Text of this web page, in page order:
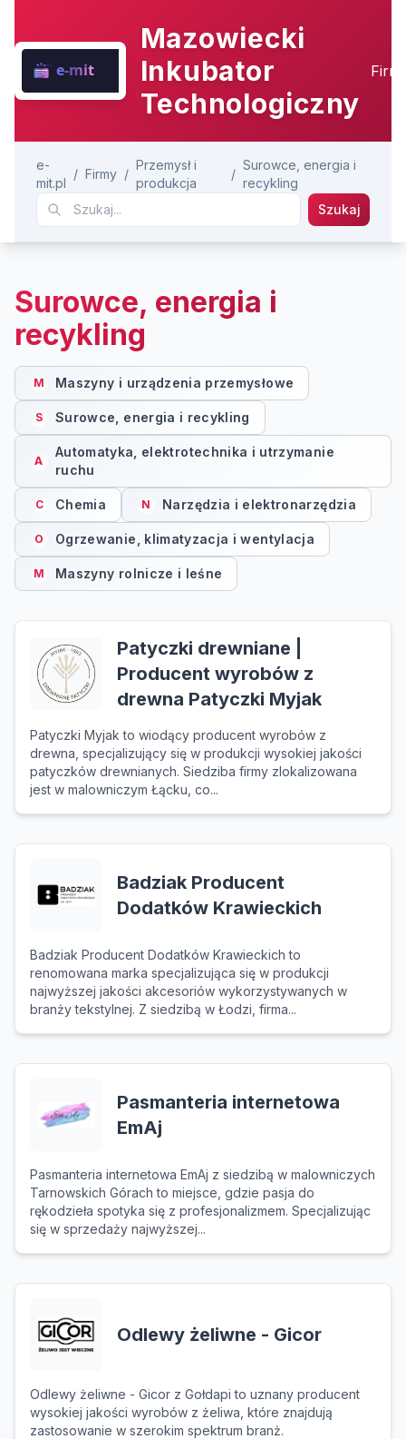
Mazowiecki
Inkubator
Technologiczny
e-
mit.pl
/ Firmy /
Przemysł i
produkcja
/
Surowce, energia i
recykling
Szukaj
Surowce, energia i
recykling
M Maszyny i urządzenia przemysłowe
S Surowce, energia i recykling
A
Automatyka, elektrotechnika i utrzymanie
ruchu
C Chemia N Narzędzia i elektronarzędzia
O Ogrzewanie, klimatyzacja i wentylacja
M Maszyny rolnicze i leśne
Patyczki drewniane |
Producent wyrobów z
drewna Patyczki Myjak
Patyczki Myjak to wiodący producent wyrobów z
drewna, specjalizujący się w produkcji wysokiej jakości
patyczków drewnianych. Siedziba firmy zlokalizowana
jest w malowniczym Łącku, co...
Badziak Producent
Dodatków Krawieckich
Badziak Producent Dodatków Krawieckich to
renomowana marka specjalizująca się w produkcji
najwyższej jakości akcesoriów wykorzystywanych w
branży tekstylnej. Z siedzibą w Łodzi, firma...
Pasmanteria internetowa
EmAj
Pasmanteria internetowa EmAj z siedzibą w malowniczych
Tarnowskich Górach to miejsce, gdzie pasja do
rękodzieła spotyka się z profesjonalizmem. Specjalizując
się w sprzedaży najwyższej...
Odlewy żeliwne - Gicor
Odlewy żeliwne - Gicor z Gołdapi to uznany producent
wysokiej jakości wyrobów z żeliwa, które znajdują
zastosowanie w szerokim spektrum branż.